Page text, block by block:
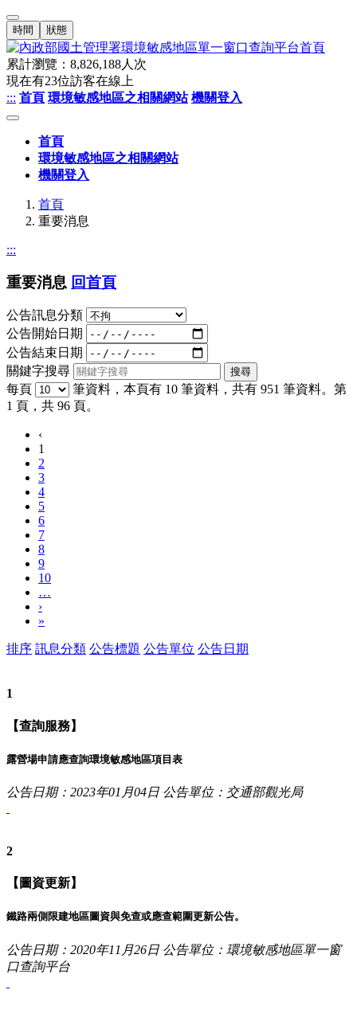
時間 狀態
累計瀏覽： 8,826,188人次
現在有23位訪客在線上
::: 首頁 環境敏感地區之相關網站 機關登入
首頁
環境敏感地區之相關網站
機關登入
首頁
重要消息
:::
重要消息 回首頁
公告訊息分類
公告開始日期
公告結束日期
關鍵字搜尋
每頁
筆資料，本頁有 10 筆資料，共有 951 筆資料。第
1 頁，共 96 頁。
‹
1
2
3
4
5
6
7
8
9
10
…
›
»
排序 訊息分類 公告標題 公告單位 公告日期
1
【查詢服務】
露營場申請應查詢環境敏感地區項目表
公告日期：2023年01月04日 公告單位：交通部觀光局
2
【圖資更新】
鐵路兩側限建地區圖資與免查或應查範圍更新公告。
公告日期：2020年11月26日 公告單位：環境敏感地區單一窗
口查詢平台